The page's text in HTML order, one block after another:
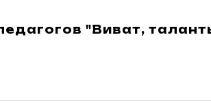
"Виват,